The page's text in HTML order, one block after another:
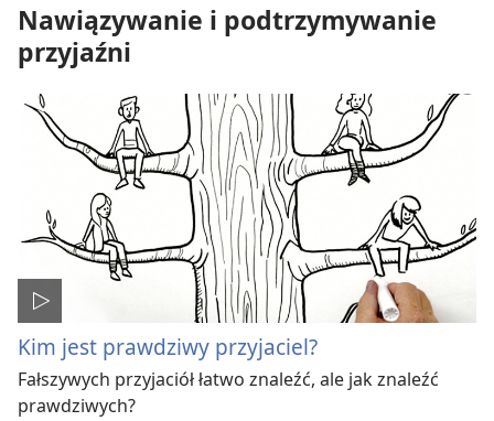
Nawiązywanie i podtrzymywanie
przyjaźni
Kim jest prawdziwy przyjaciel?
Fałszywych przyjaciół łatwo znaleźć, ale jak znaleźć
prawdziwych?